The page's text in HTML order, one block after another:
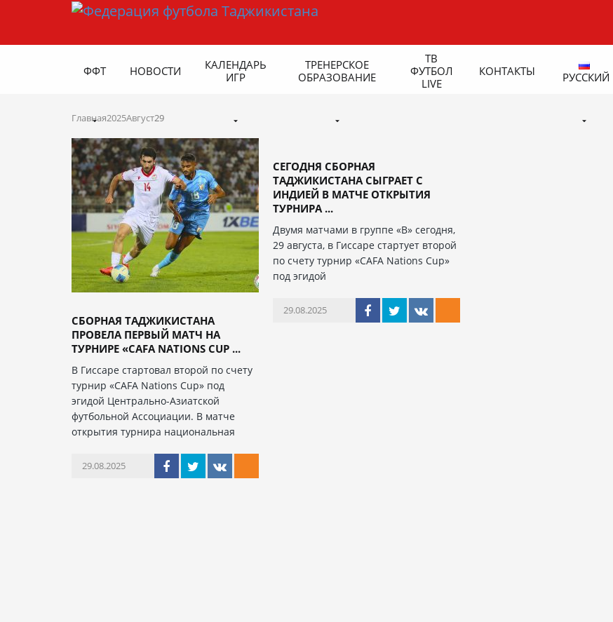
ФФТ НОВОСТИ
КАЛЕНДАРЬ
ИГР
ТРЕНЕРСКОЕ
ОБРАЗОВАНИЕ
ТВ
ФУТБОЛ
LIVE
КОНТАКТЫ РУССКИЙ
Главная2025Август29
СБОРНАЯ ТАДЖИКИСТАНА
ПРОВЕЛА ПЕРВЫЙ МАТЧ НА
ТУРНИРЕ «CAFA NATIONS CUP ...
В Гиссаре стартовал второй по счету
турнир «CAFA Nations Cup» под
эгидой Центрально-Азиатской
футбольной Ассоциации. В матче
открытия турнира национальная
29.08.2025
СЕГОДНЯ СБОРНАЯ
ТАДЖИКИСТАНА СЫГРАЕТ С
ИНДИЕЙ В МАТЧЕ ОТКРЫТИЯ
ТУРНИРА ...
Двумя матчами в группе «В» сегодня,
29 августа, в Гиссаре стартует второй
по счету турнир «CAFA Nations Cup»
под эгидой
29.08.2025